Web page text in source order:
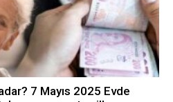
7 Mayıs 2025 Evde